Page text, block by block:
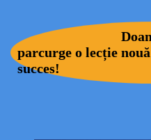
parcurge o lecție
succes!